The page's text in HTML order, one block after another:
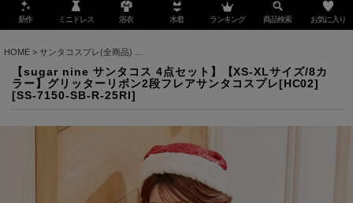
新作 ミニドレス 浴衣 水着 ランキング 商品検索 お気に入り
HOME > サンタコスプレ(全商品)
【sugar nine サンタコス 4点セット】【XS-XLサイズ/8カ
ラー】グリッターリボン2段フレアサンタコスプレ[HC02]
[SS-7150-SB-R-25RI]